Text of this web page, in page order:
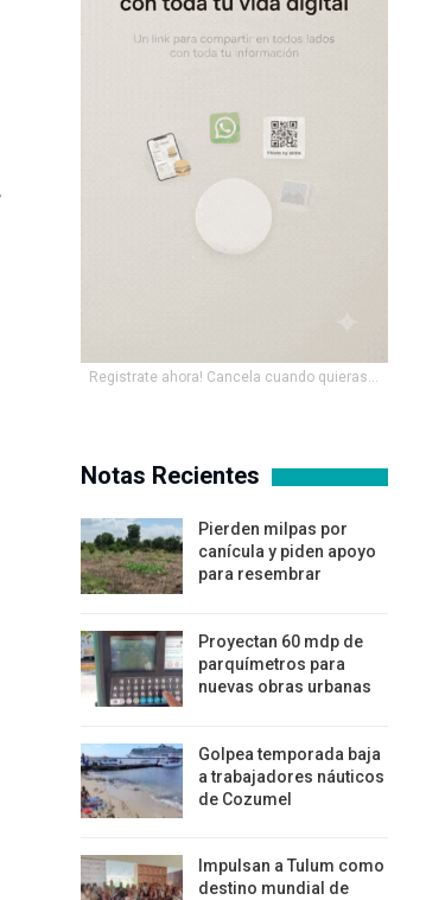
Registrate ahora! Cancela cuando quieras...
Notas Recientes
Pierden milpas por
canícula y piden apoyo
para resembrar
Proyectan 60 mdp de
parquímetros para
nuevas obras urbanas
Golpea temporada baja
a trabajadores náuticos
de Cozumel
Impulsan a Tulum como
destino mundial de